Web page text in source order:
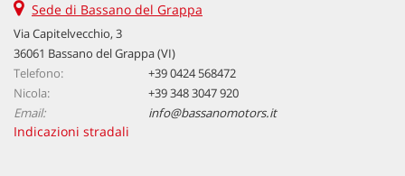
Sede di Bassano del Grappa
Via Capitelvecchio, 3
36061 Bassano del Grappa (VI)
Telefono:
+39 0424 568472
Nicola:
+39 348 3047 920
Email:
info@bassanomotors.it
Indicazioni stradali